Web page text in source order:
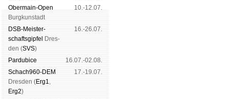
Ober­main-Open
Burg­kun­stadt
10.-12.07.
DSB-Meister­
schafts­gipfel
Dres­
den (SVS)
16.-26.07.
Pardu­bice
16.07.-02.08.
Schach960-DEM
Dres­den (Erg1,
Erg2)
17.-19.07.